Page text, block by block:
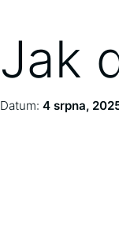
Jak
Datum: 4 srpna,